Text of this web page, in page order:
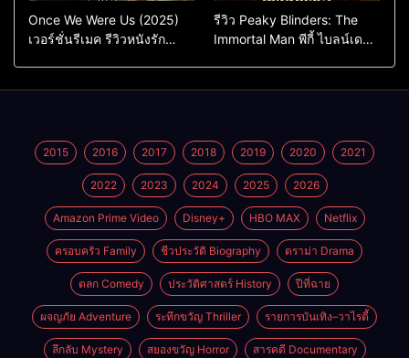
Once We Were Us (2025)
เวอร์ชั่นรีเมค รีวิวหนังรัก
รีวิว Peaky Blinders: The
Immortal Man พีกี้ ไบลน์เด
2015 2016 2017 2018 2019 2020 2021
2022 2023 2024 2025 2026
Amazon Prime Video Disney+ HBO MAX Netflix
ครอบครัว Family ชีวประวัติ Biography ดราม่า Drama
ตลก Comedy ประวัติศาสตร์ History ปีที่ฉาย
ผจญภัย Adventure ระทึกขวัญ Thriller รายการบันเทิง–วาไรตี้
ลึกลับ Mystery สยองขวัญ Horror สารคดี Documentary